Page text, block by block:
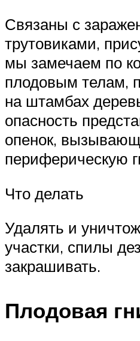
Связаны с
трутовиками,
мы замечаем по
плодовым телам,
на штамбах
опасность
опенок,
периферическую
Что делать
Удалять и
участки, спилы
закрашивать.
Плодовая